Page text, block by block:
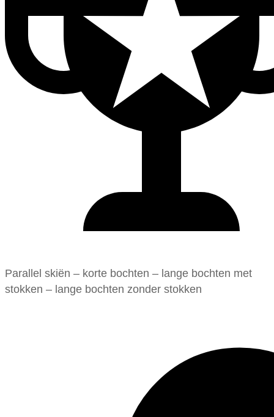
Parallel skiën – korte bochten – lange bochten met
stokken – lange bochten zonder stokken